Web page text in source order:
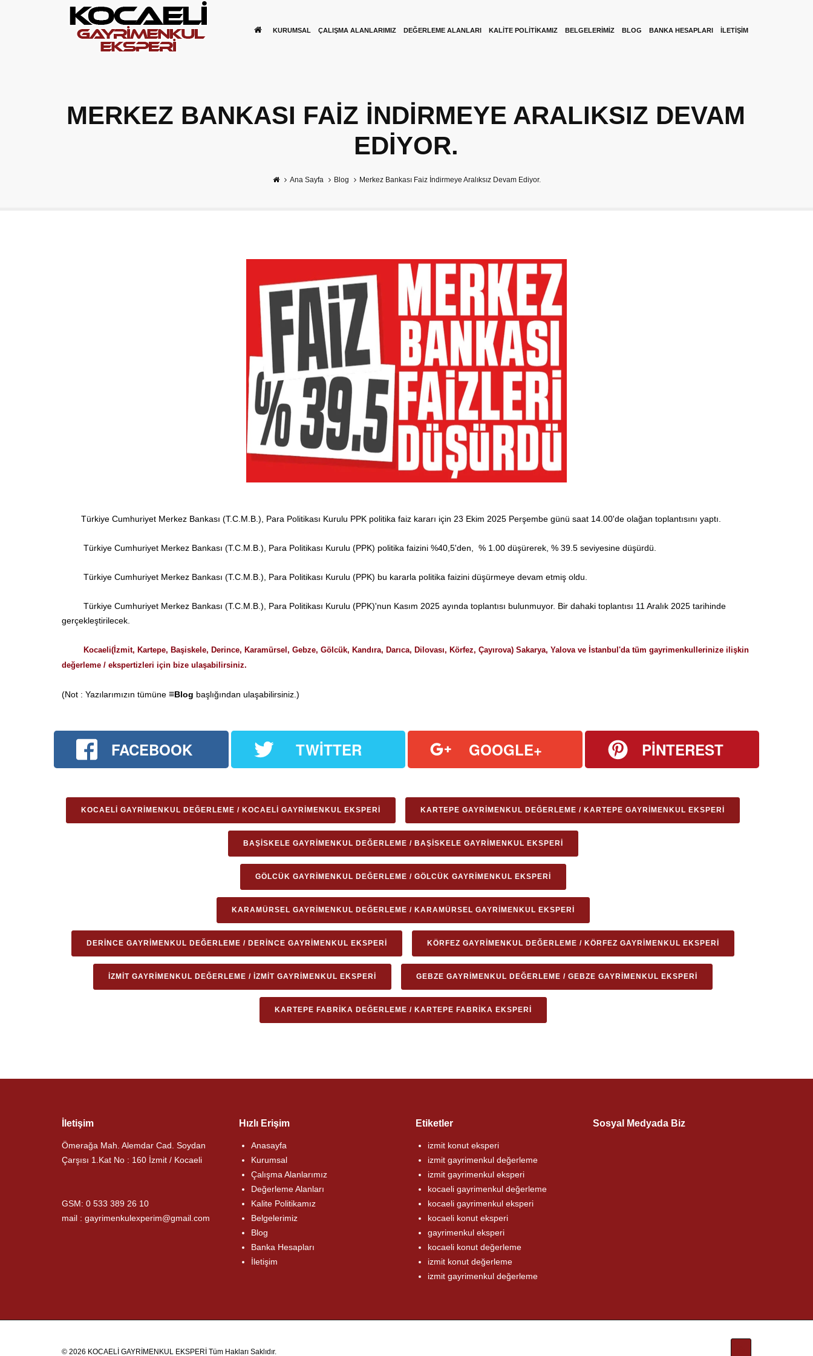
KURUMSAL ÇALIŞMA ALANLARIMIZ DEĞERLEME ALANLARI KALITE POLITIKAMIZ BELGELERIMIZ BLOG BANKA HESAPLARI İLETIŞIM
MERKEZ BANKASI FAIZ İNDIRMEYE ARALIKSIZ DEVAM
EDIYOR.
Ana Sayfa Blog Merkez Bankası Faiz İndirmeye Aralıksız Devam Ediyor.
Türkiye Cumhuriyet Merkez Bankası (T.C.M.B.), Para Politikası Kurulu PPK politika faiz kararı için 23 Ekim 2025 Perşembe günü saat 14.00'de olağan toplantısını yaptı.
Türkiye Cumhuriyet Merkez Bankası (T.C.M.B.), Para Politikası Kurulu (PPK) politika faizini %40,5'den, % 1.00 düşürerek, % 39.5 seviyesine düşürdü.
Türkiye Cumhuriyet Merkez Bankası (T.C.M.B.), Para Politikası Kurulu (PPK) bu kararla politika faizini düşürmeye devam etmiş oldu.
Türkiye Cumhuriyet Merkez Bankası (T.C.M.B.), Para Politikası Kurulu (PPK)'nun Kasım 2025 ayında toplantısı bulunmuyor. Bir dahaki toplantısı 11 Aralık 2025 tarihinde
gerçekleştirilecek.
Kocaeli(İzmit, Kartepe, Başiskele, Derince, Karamürsel, Gebze, Gölcük, Kandıra, Darıca, Dilovası, Körfez, Çayırova) Sakarya, Yalova ve İstanbul'da tüm gayrimenkullerinize ilişkin
değerleme / ekspertizleri için bize ulaşabilirsiniz.
(Not : Yazılarımızın tümüne ≡Blog başlığından ulaşabilirsiniz.)
FACEBOOK TWITTER GOOGLE+ PINTEREST
KOCAELI GAYRIMENKUL DEĞERLEME / KOCAELI GAYRIMENKUL EKSPERI KARTEPE GAYRIMENKUL DEĞERLEME / KARTEPE GAYRIMENKUL EKSPERI
BAŞISKELE GAYRIMENKUL DEĞERLEME / BAŞISKELE GAYRIMENKUL EKSPERI
GÖLCÜK GAYRIMENKUL DEĞERLEME / GÖLCÜK GAYRIMENKUL EKSPERI
KARAMÜRSEL GAYRIMENKUL DEĞERLEME / KARAMÜRSEL GAYRIMENKUL EKSPERI
DERINCE GAYRIMENKUL DEĞERLEME / DERINCE GAYRIMENKUL EKSPERI KÖRFEZ GAYRIMENKUL DEĞERLEME / KÖRFEZ GAYRIMENKUL EKSPERI
İZMIT GAYRIMENKUL DEĞERLEME / İZMIT GAYRIMENKUL EKSPERI GEBZE GAYRIMENKUL DEĞERLEME / GEBZE GAYRIMENKUL EKSPERI
KARTEPE FABRIKA DEĞERLEME / KARTEPE FABRIKA EKSPERI
İletişim
Ömerağa Mah. Alemdar Cad. Soydan
Çarşısı 1.Kat No : 160 İzmit / Kocaeli
GSM: 0 533 389 26 10
mail : gayrimenkulexperim@gmail.com
Hızlı Erişim
Anasayfa
Kurumsal
Çalışma Alanlarımız
Değerleme Alanları
Kalite Politikamız
Belgelerimiz
Blog
Banka Hesapları
İletişim
Etiketler
izmit konut eksperi
izmit gayrimenkul değerleme
izmit gayrimenkul eksperi
kocaeli gayrimenkul değerleme
kocaeli gayrimenkul eksperi
kocaeli konut eksperi
gayrimenkul eksperi
kocaeli konut değerleme
izmit konut değerleme
izmit gayrimenkul değerleme
Sosyal Medyada Biz
© 2026 KOCAELİ GAYRİMENKUL EKSPERİ Tüm Hakları Saklıdır.